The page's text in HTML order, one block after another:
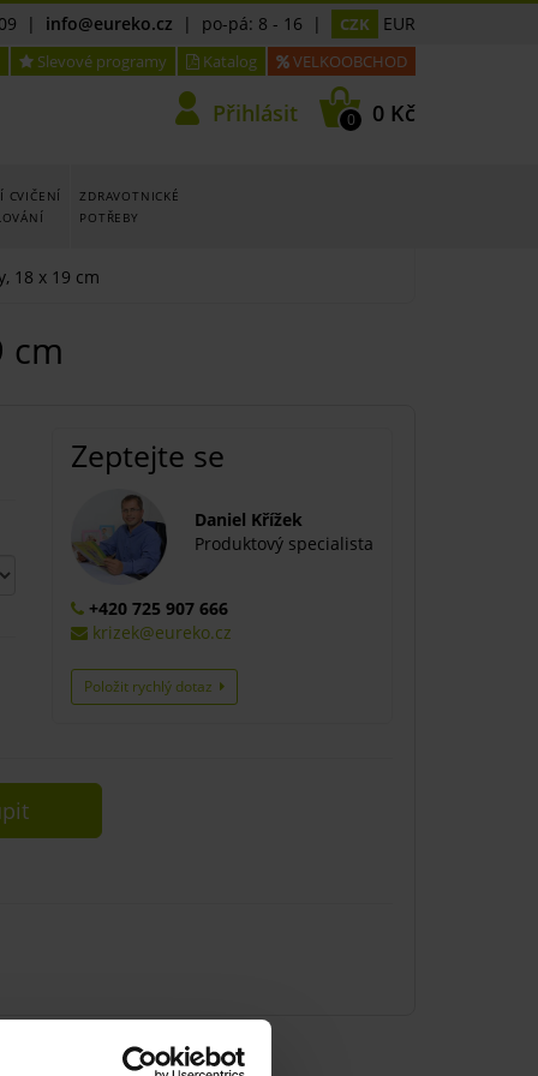
| info@eureko.cz | po-pá: 8 - 16 | CZK EUR
Slevové programy Katalog VELKOOBCHOD
Přihlásit 0 0 Kč
CVIČENÍ
ZDRAVOTNICKÉ
POTŘEBY
18 x 19 cm
cm
Zeptejte se
Daniel Křížek
Produktový specialista
+420 725 907 666
krizek@eureko.cz
Položit rychlý dotaz